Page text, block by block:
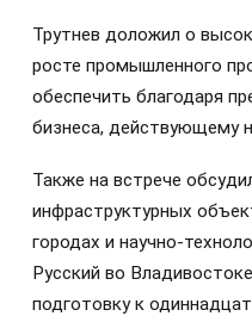
Трутнев доложил о
росте промышленного
обеспечить благодаря
бизнеса, действующему
Также на встрече
инфраструктурных
городах и научно-
Русский во
подготовку к